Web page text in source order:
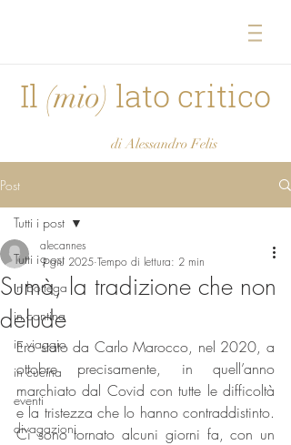
Il (mio) lato critico
di Alessandro Felis
Post
Tutti i post
in bottega
in cantina
in viaggio
in cucina
eventi
divagazioni
Tutti i post
Sumà, la tradizione che non
delude
alecannes
9 giu 2025 Tempo di lettura: 2 min
Ero stato da Carlo Marocco, nel 2020, a
ottobre precisamente, in quell’anno
marchiato dal Covid con tutte le difficoltà
e la tristezza che lo hanno contraddistinto.
Ci sono tornato alcuni giorni fa, con un